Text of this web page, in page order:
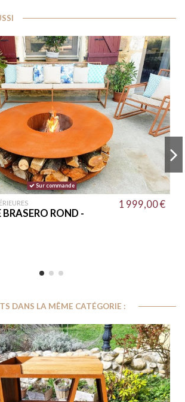
Sur commande
ROND -
1 999,00 €
DANS LA MÊME CATÉGORIE :